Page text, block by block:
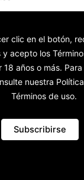
clic en el botón,
acepto los
18 años o más.
nuestra
Términos de uso.